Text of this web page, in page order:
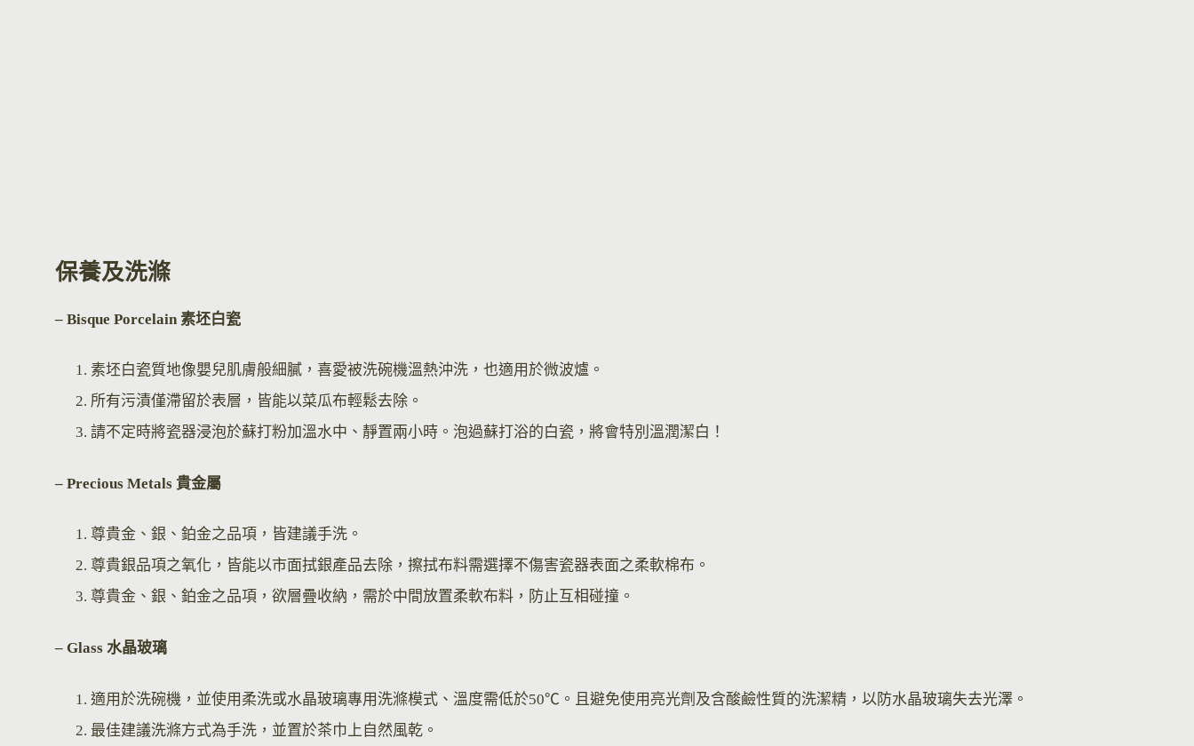
保養及洗滌
– Bisque Porcelain 素坯白瓷
素坯白瓷質地像嬰兒肌膚般細膩，喜愛被洗碗機溫熱沖洗，也適用於微波爐。
所有污漬僅滯留於表層，皆能以菜瓜布輕鬆去除。
請不定時將瓷器浸泡於蘇打粉加溫水中、靜置兩小時。泡過蘇打浴的白瓷，將會特別溫潤潔白！
– Precious Metals 貴金屬
尊貴金、銀、鉑金之品項，皆建議手洗。
尊貴銀品項之氧化，皆能以市面拭銀產品去除，擦拭布料需選擇不傷害瓷器表面之柔軟棉布。
尊貴金、銀、鉑金之品項，欲層疊收納，需於中間放置柔軟布料，防止互相碰撞。
– Glass 水晶玻璃
適用於洗碗機，並使用柔洗或水晶玻璃專用洗滌模式、溫度需低於50℃。且避免使用亮光劑及含酸鹼性質的洗潔精，以防水晶玻璃失去光澤。
最佳建議洗滌方式為手洗，並置於茶巾上自然風乾。